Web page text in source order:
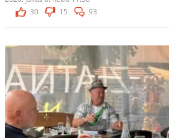
30
15 93